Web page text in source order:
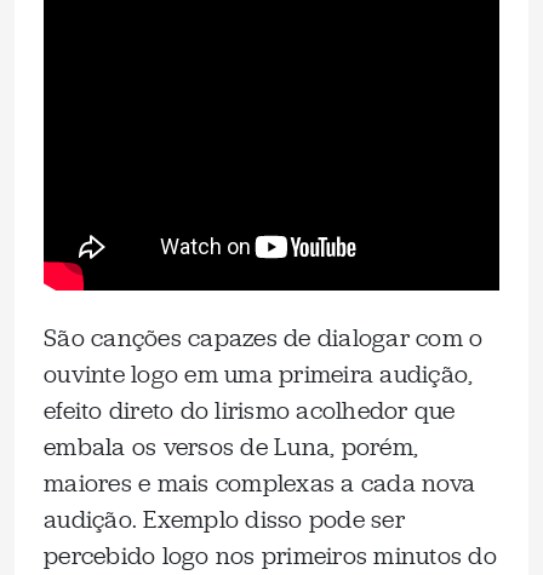
São canções capazes de dialogar com o
ouvinte logo em uma primeira audição,
efeito direto do lirismo acolhedor que
embala os versos de Luna, porém,
maiores e mais complexas a cada nova
audição. Exemplo disso pode ser
percebido logo nos primeiros minutos do